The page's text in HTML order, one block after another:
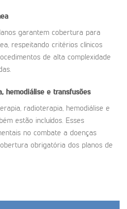
garantem cobertura para
respeitando critérios clínicos
de alta complexidade
hemodiálise e transfusões
radioterapia, hemodiálise e
estão incluídos. Esses
no combate a doenças
obrigatória dos planos de